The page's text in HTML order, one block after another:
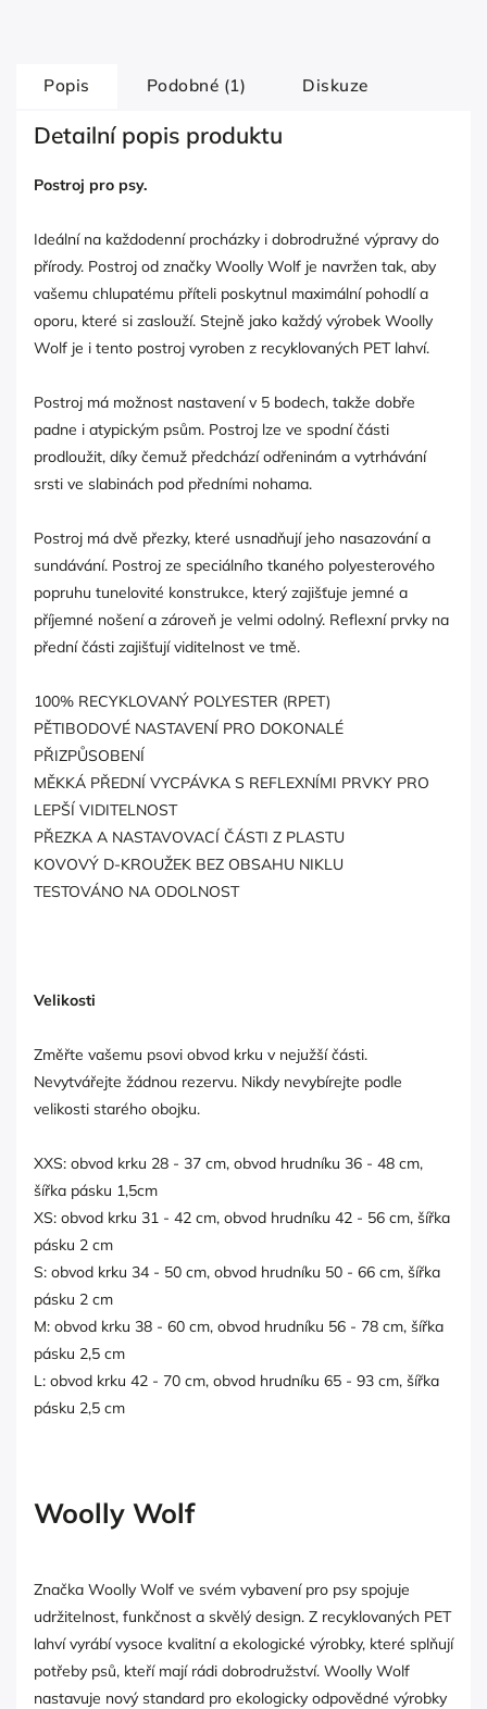
Popis Podobné (1) Diskuze
Detailní popis produktu
Postroj pro psy.
Ideální na každodenní procházky i dobrodružné výpravy do
přírody. Postroj od značky Woolly Wolf je navržen tak, aby
vašemu chlupatému příteli poskytnul maximální pohodlí a
oporu, které si zaslouží. Stejně jako každý výrobek Woolly
Wolf je i tento postroj vyroben z recyklovaných PET lahví.
Postroj má možnost nastavení v 5 bodech, takže dobře
padne i atypickým psům. Postroj lze ve spodní části
prodloužit, díky čemuž předchází odřeninám a vytrhávání
srsti ve slabinách pod předními nohama.
Postroj má dvě přezky, které usnadňují jeho nasazování a
sundávání. Postroj ze speciálního tkaného polyesterového
popruhu tunelovité konstrukce, který zajišťuje jemné a
příjemné nošení a zároveň je velmi odolný. Reflexní prvky na
přední části zajišťují viditelnost ve tmě.
100% RECYKLOVANÝ POLYESTER (RPET)
PĚTIBODOVÉ NASTAVENÍ PRO DOKONALÉ
PŘIZPŮSOBENÍ
MĚKKÁ PŘEDNÍ VYCPÁVKA S REFLEXNÍMI PRVKY PRO
LEPŠÍ VIDITELNOST
PŘEZKA A NASTAVOVACÍ ČÁSTI Z PLASTU
KOVOVÝ D-KROUŽEK BEZ OBSAHU NIKLU
TESTOVÁNO NA ODOLNOST
Velikosti
Změřte vašemu psovi obvod krku v nejužší části.
Nevytvářejte žádnou rezervu. Nikdy nevybírejte podle
velikosti starého obojku.
XXS: obvod krku 28 - 37 cm, obvod hrudníku 36 - 48 cm,
šířka pásku 1,5cm
XS: obvod krku 31 - 42 cm, obvod hrudníku 42 - 56 cm, šířka
pásku 2 cm
S: obvod krku 34 - 50 cm, obvod hrudníku 50 - 66 cm, šířka
pásku 2 cm
M: obvod krku 38 - 60 cm, obvod hrudníku 56 - 78 cm, šířka
pásku 2,5 cm
L: obvod krku 42 - 70 cm, obvod hrudníku 65 - 93 cm, šířka
pásku 2,5 cm
Woolly Wolf
Značka Woolly Wolf ve svém vybavení pro psy spojuje
udržitelnost, funkčnost a skvělý design. Z recyklovaných PET
lahví vyrábí vysoce kvalitní a ekologické výrobky, které splňují
potřeby psů, kteří mají rádi dobrodružství. Woolly Wolf
nastavuje nový standard pro ekologicky odpovědné výrobky